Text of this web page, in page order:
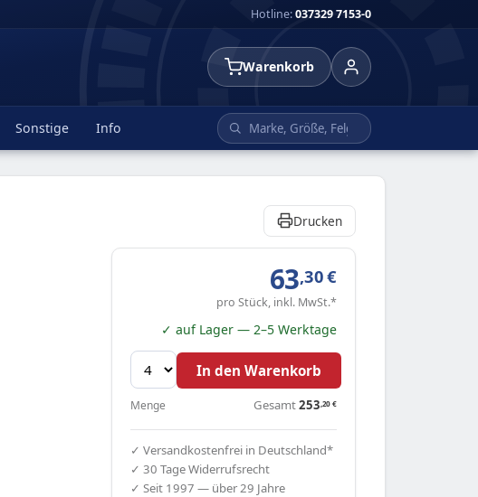
Hotline:037329 7153-0
Warenkorb
Sonstige Info
Drucken
63,30€
pro Stück, inkl. MwSt.*
✓ auf Lager — 2–5 Werktage
In den Warenkorb
Menge Gesamt253,20€
✓ Versandkostenfrei in Deutschland*
✓ 30 Tage Widerrufsrecht
✓ Seit 1997 — über 29 Jahre